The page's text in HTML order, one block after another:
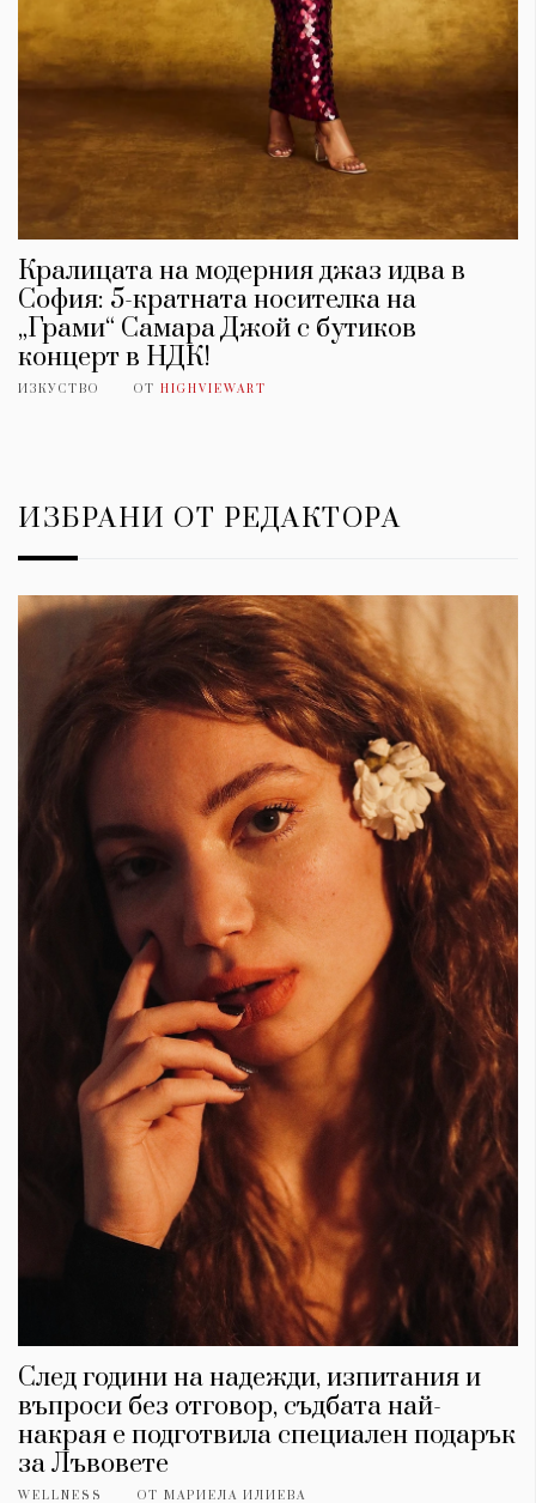
Кралицата на модерния джаз идва в
София: 5-кратната носителка на
„Грами“ Самара Джой с бутиков
концерт в НДК!
ИЗКУСТВО ОТ HIGHVIEWART
ИЗБРАНИ ОТ РЕДАКТОРА
След години на надежди, изпитания и
въпроси без отговор, съдбата най-
накрая е подготвила специален подарък
за Лъвовете
WELLNESS ОТ МАРИЕЛА ИЛИЕВА